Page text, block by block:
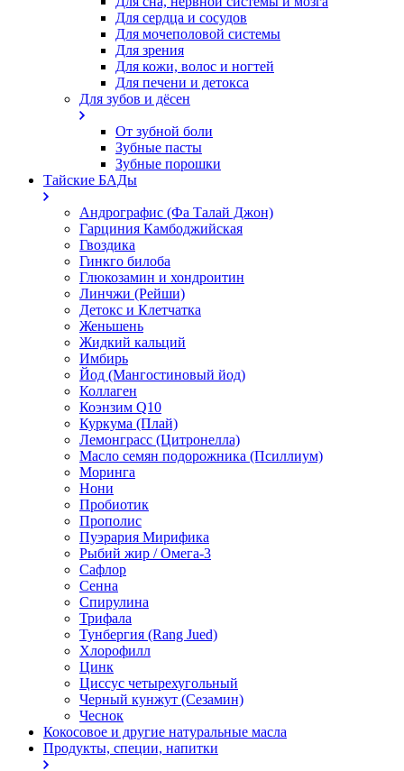
Для сердца и сосудов
Для мочеполовой системы
Для зрения
Для кожи, волос и ногтей
Для печени и детокса
Для зубов и дёсен
От зубной боли
Зубные пасты
Зубные порошки
Тайские БАДы
Андрографис (Фа Талай Джон)
Гарциния Камбоджийская
Гвоздика
Гинкго билоба
Глюкозамин и хондроитин
Линчжи (Рейши)
Детокс и Клетчатка
Женьшень
Жидкий кальций
Имбирь
Йод (Мангостиновый йод)
Коллаген
Коэнзим Q10
Куркума (Плай)
Лемонграсс (Цитронелла)
Масло семян подорожника (Псиллиум)
Моринга
Нони
Пробиотик
Прополис
Пуэрария Мирифика
Рыбий жир / Омега-3
Сафлор
Сенна
Спирулина
Трифала
Тунбергия (Rang Jued)
Хлорофилл
Цинк
Циссус четырехугольный
Черный кунжут (Сезамин)
Чеснок
Кокосовое и другие натуральные масла
Продукты, специи, напитки